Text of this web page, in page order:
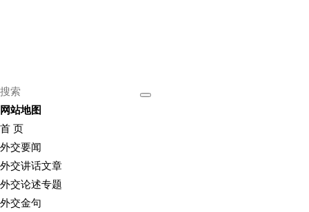
网站地图
首 页
外交要闻
外交讲话文章
外交论述专题
外交金句